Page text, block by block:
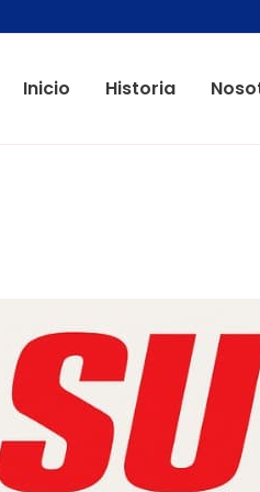
Inicio Historia